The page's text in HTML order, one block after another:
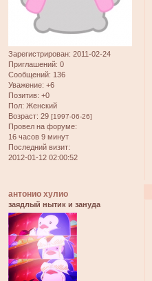
Зарегистрирован: 2011-02-24
Приглашений: 0
Сообщений: 136
Уважение: +6
Позитив: +0
Пол: Женский
Возраст: 29 [1997-06-26]
Провел на форуме:
16 часов 9 минут
Последний визит:
2012-01-12 02:00:52
антонио хулио
заядлый нытик и зануда